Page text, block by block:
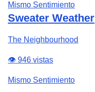
Mismo Sentimiento
Sweater Weather
The Neighbourhood
👁️ 946 vistas
Mismo Sentimiento